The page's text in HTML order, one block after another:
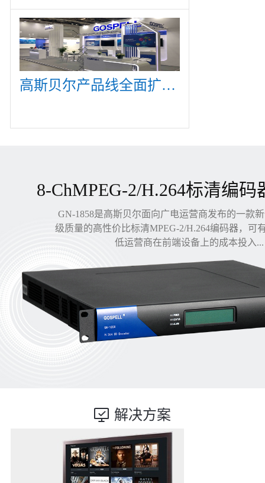
高斯贝尔产品线全面扩展，众多新产品亮相CommunicAsia 2019
8-ChMPEG-2/H.264标清编码
GN-1858是高斯贝尔面向广电运营商发布的一款
级质量的高性价比标清MPEG-2/H.264编码器，可
低运营商在前端设备上的成本投入...
解决方案